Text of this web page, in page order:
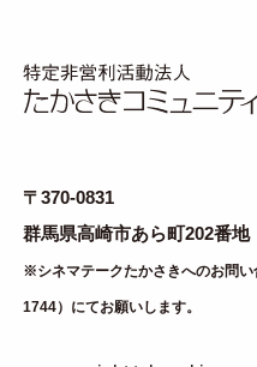
〒370-0831
群馬県高崎市あら町202番地
※シネマテークたかさきへのお問
1744）にてお願いします。